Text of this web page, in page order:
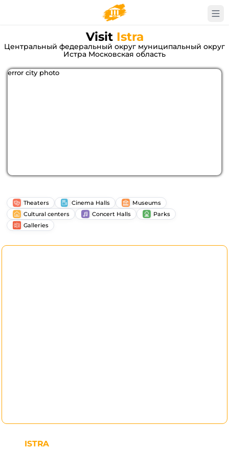
Visit Istra
Центральный федеральный округ муниципальный округ
Истра Московская область
error city photo
Theaters Cinema Halls
Museums
Cultural centers
Concert Halls
Parks
Galleries
ISTRA